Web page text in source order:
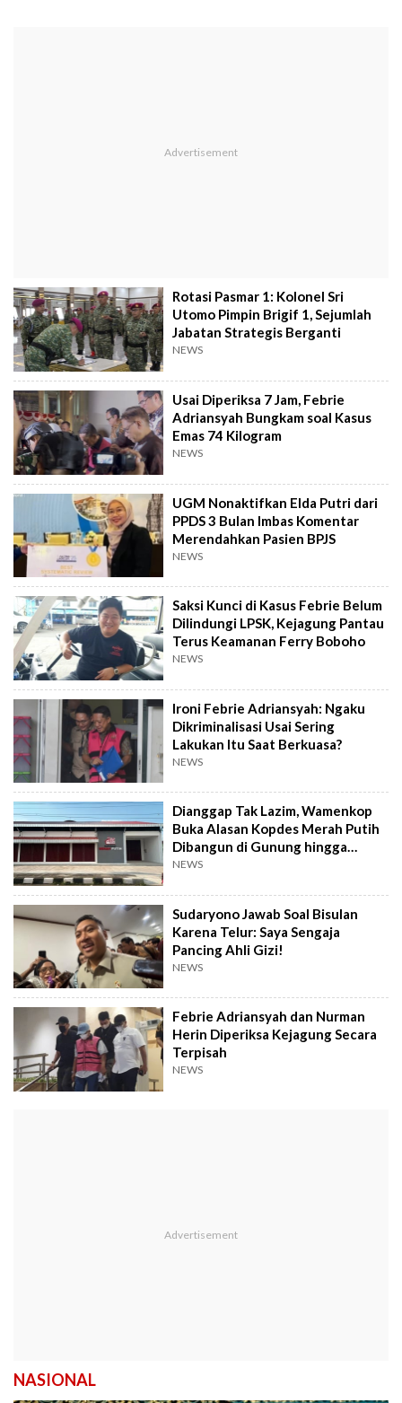
Rotasi Pasmar 1: Kolonel Sri
Utomo Pimpin Brigif 1, Sejumlah
Jabatan Strategis Berganti
NEWS
Usai Diperiksa 7 Jam, Febrie
Adriansyah Bungkam soal Kasus
Emas 74 Kilogram
NEWS
UGM Nonaktifkan Elda Putri dari
PPDS 3 Bulan Imbas Komentar
Merendahkan Pasien BPJS
NEWS
Saksi Kunci di Kasus Febrie Belum
Dilindungi LPSK, Kejagung Pantau
Terus Keamanan Ferry Boboho
NEWS
Ironi Febrie Adriansyah: Ngaku
Dikriminalisasi Usai Sering
Lakukan Itu Saat Berkuasa?
NEWS
Dianggap Tak Lazim, Wamenkop
Buka Alasan Kopdes Merah Putih
Dibangun di Gunung hingga
Dekat TPA
NEWS
Sudaryono Jawab Soal Bisulan
Karena Telur: Saya Sengaja
Pancing Ahli Gizi!
NEWS
Febrie Adriansyah dan Nurman
Herin Diperiksa Kejagung Secara
Terpisah
NEWS
NASIONAL